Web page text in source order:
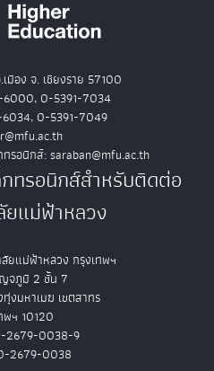
มือง จ. เชียงราย 57100
6000, 0-5391-7034
6034, 0-5391-7049
รอนิกส์: saraban@mfu.ac.th
ทรอนิกส์สำหรับติดต่อ
ยแม่ฟ้าหลวง
ยแม่ฟ้าหลวง กรุงเทพฯ
จภูมิ 2 ชั้น 7
งมหาเมฆ เขตสาทร
พฯ 10120
2679-0038-9
2679-0038